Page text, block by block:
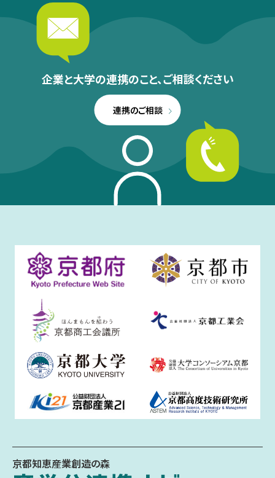
企業と大学の連携のこと、ご相談ください
連携のご相談
京都知恵産業創造の森